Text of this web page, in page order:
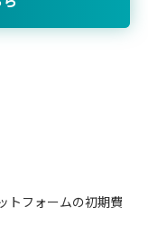
トフォームの初期費